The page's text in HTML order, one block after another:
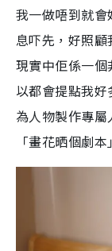
我一做唔到就
息吓先，好照
現實中佢係一
以都會提點我
為人物製作專
「畫花晒個劇